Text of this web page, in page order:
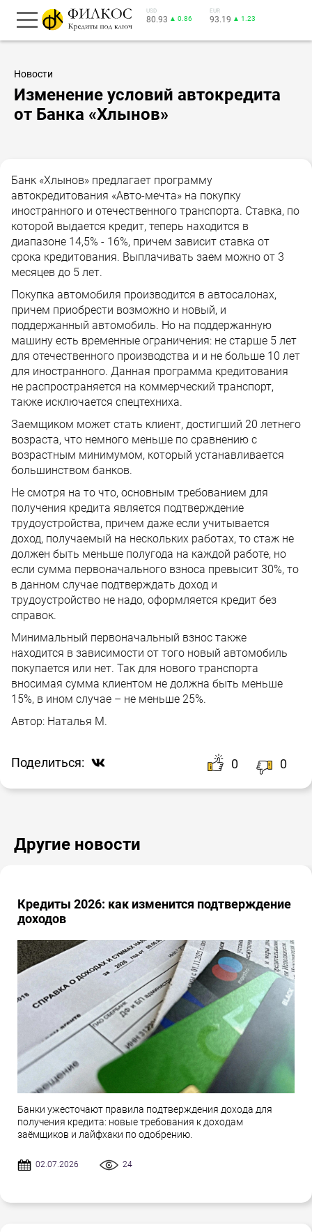
USD
80.93 ▲ 0.86
EUR
93.19 ▲ 1.23
Новости
Изменение условий автокредита
от Банка «Хлынов»
Банк «Хлынов» предлагает программу
автокредитования «Авто-мечта» на покупку
иностранного и отечественного транспорта. Ставка, по
которой выдается кредит, теперь находится в
диапазоне 14,5% - 16%, причем зависит ставка от
срока кредитования. Выплачивать заем можно от 3
месяцев до 5 лет.
Покупка автомобиля производится в автосалонах,
причем приобрести возможно и новый, и
поддержанный автомобиль. Но на поддержанную
машину есть временные ограничения: не старше 5 лет
для отечественного производства и и не больше 10 лет
для иностранного. Данная программа кредитования
не распространяется на коммерческий транспорт,
также исключается спецтехниха.
Заемщиком может стать клиент, достигший 20 летнего
возраста, что немного меньше по сравнению с
возрастным минимумом, который устанавливается
большинством банков.
Не смотря на то что, основным требованием для
получения кредита является подтверждение
трудоустройства, причем даже если учитывается
доход, получаемый на нескольких работах, то стаж не
должен быть меньше полугода на каждой работе, но
если сумма первоначального взноса превысит 30%, то
в данном случае подтверждать доход и
трудоустройство не надо, оформляется кредит без
справок.
Минимальный первоначальный взнос также
находится в зависимости от того новый автомобиль
покупается или нет. Так для нового транспорта
вносимая сумма клиентом не должна быть меньше
15%, в ином случае – не меньше 25%.
Автор: Наталья М.
Поделиться: 0 0
Другие новости
Кредиты 2026: как изменится подтверждение
доходов
Банки ужесточают правила подтверждения дохода для
получения кредита: новые требования к доходам
заёмщиков и лайфхаки по одобрению.
02.07.2026 24